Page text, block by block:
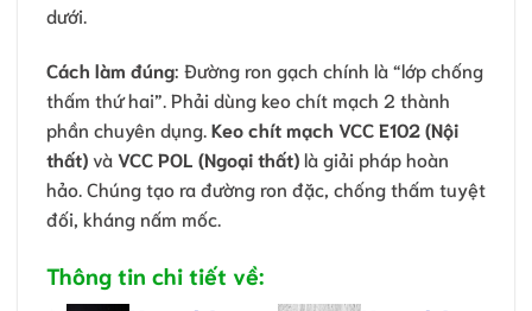
dưới.
Cách làm đúng: Đường ron gạch chính là “lớp chống
thấm thứ hai”. Phải dùng keo chít mạch 2 thành
phần chuyên dụng. Keo chít mạch VCC E102 (Nội
thất)và VCC POL (Ngoại thất)là giải pháp hoàn
hảo. Chúng tạo ra đường ron đặc, chống thấm tuyệt
đối, kháng nấm mốc.
Thông tin chi tiết về: